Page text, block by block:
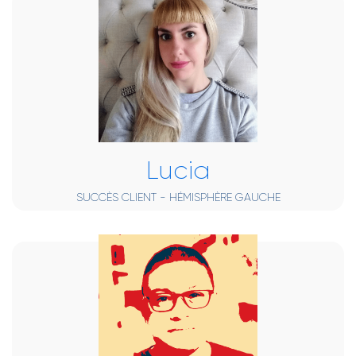
Lucia
SUCCÈS CLIENT - HÉMISPHÈRE GAUCHE